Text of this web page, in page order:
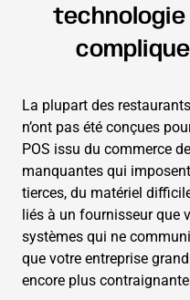
La plupart des
n’ont pas été conçues
POS issu du commerce
manquantes qui
tierces, du matériel
liés à un fournisseur que
systèmes qui ne
que votre entreprise
encore plus